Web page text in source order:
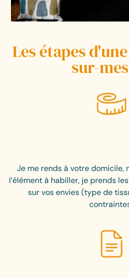
Les étapes
sur-
Je me rends à votre domicile,
l’élément à habiller, je prends
sur vos envies (type de